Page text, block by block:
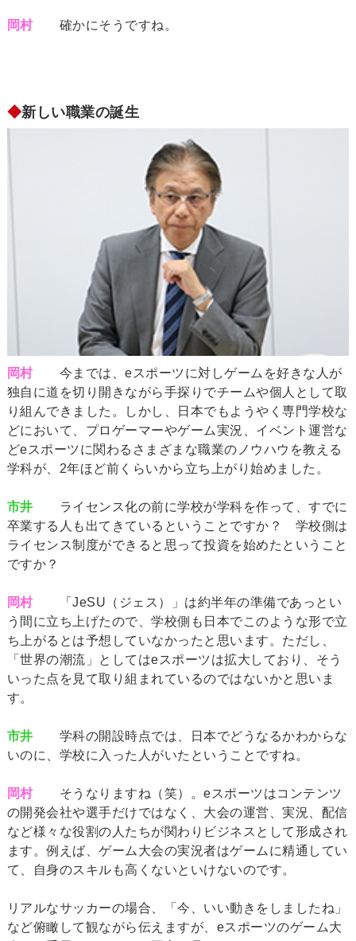
岡村確かにそうですね。
◆新しい職業の誕生
岡村今までは、eスポーツに対しゲームを好きな人が
独自に道を切り開きながら手探りでチームや個人として取
り組んできました。しかし、日本でもようやく専門学校な
どにおいて、プロゲーマーやゲーム実況、イベント運営な
どeスポーツに関わるさまざまな職業のノウハウを教える
学科が、2年ほど前くらいから立ち上がり始めました。
市井 ライセンス化の前に学校が学科を作って、すでに
卒業する人も出てきているということですか？ 学校側は
ライセンス制度ができると思って投資を始めたということ
ですか？
岡村「JeSU（ジェス）」は約半年の準備であっとい
う間に立ち上げたので、学校側も日本でこのような形で立
ち上がるとは予想していなかったと思います。ただし、
「世界の潮流」としてはeスポーツは拡大しており、そう
いった点を見て取り組まれているのではないかと思いま
す。
市井 学科の開設時点では、日本でどうなるかわからな
いのに、学校に入った人がいたということですね。
岡村そうなりますね（笑）。eスポーツはコンテンツ
の開発会社や選手だけではなく、大会の運営、実況、配信
など様々な役割の人たちが関わりビジネスとして形成され
ます。例えば、ゲーム大会の実況者はゲームに精通してい
て、自身のスキルも高くないといけないのです。
リアルなサッカーの場合、「今、いい動きをしましたね」
など俯瞰して観ながら伝えますが、eスポーツのゲーム大